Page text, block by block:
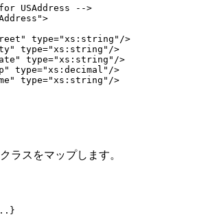
USAddress -->
type="xs:string"/>
type="xs:string"/>
type="xs:string"/>
type="xs:decimal"/>
type="xs:string"/>
ラスをマップします。